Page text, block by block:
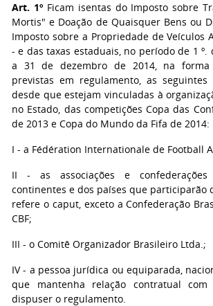
Art. 1ºFicam isentas do Imposto sobre
Mortis" e Doação de Quaisquer Bens ou
Imposto sobre a Propriedade de Veículos
- e das taxas estaduais, no período de 1 º.
a 31 de dezembro de 2014, na forma
previstas em regulamento, as seguintes
desde que estejam vinculadas à
no Estado, das competições Copa das
de 2013 e Copa do Mundo da Fifa de 2014:
I - a Fédération Internationale de Football
II - as associações e
continentes e dos países que participarão
refere o caput, exceto a Confederação
CBF;
III - o Comitê Organizador Brasileiro Ltda.;
IV - a pessoa jurídica ou equiparada,
que mantenha relação contratual
dispuser o regulamento.